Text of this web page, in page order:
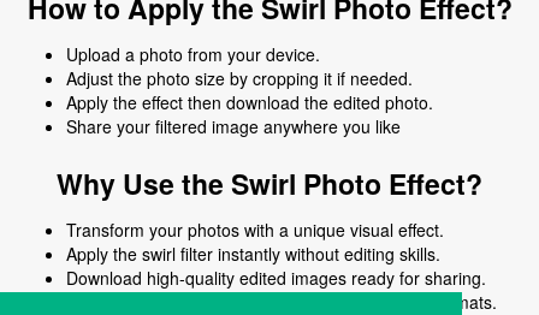
Upload a photo from your device.
Adjust the photo size by cropping it if needed.
Apply the effect then download the edited photo.
Share your filtered image anywhere you like
Why Use the Swirl Photo Effect?
Transform your photos with a unique visual effect.
Apply the swirl filter instantly without editing skills.
Download high-quality edited images ready for sharing.
Works online on all devices and common image formats.